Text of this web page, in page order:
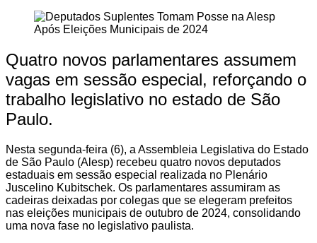
Quatro novos parlamentares assumem
vagas em sessão especial, reforçando o
trabalho legislativo no estado de São
Paulo.
Nesta segunda-feira (6), a Assembleia Legislativa do Estado
de São Paulo (Alesp) recebeu quatro novos deputados
estaduais em sessão especial realizada no Plenário
Juscelino Kubitschek. Os parlamentares assumiram as
cadeiras deixadas por colegas que se elegeram prefeitos
nas eleições municipais de outubro de 2024, consolidando
uma nova fase no legislativo paulista.